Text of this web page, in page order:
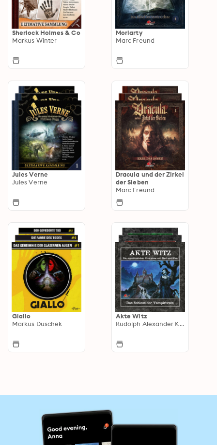
Sherlock Holmes & Co
Markus Winter
Moriarty
Marc Freund
Jules Verne
Jules Verne
Dracula und der Zirkel
der Sieben
Marc Freund
Giallo
Markus Duschek
Akte Witz
Rudolph Alexander Kremer